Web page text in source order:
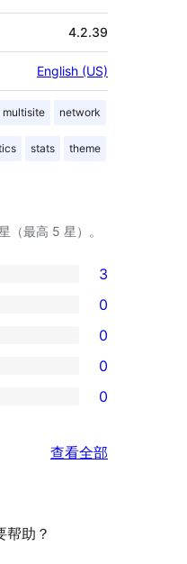
4.2.39
English (US)
multisite network
stats theme
（最高 5 星）。
3
0
0
0
0
查看全部
帮助？